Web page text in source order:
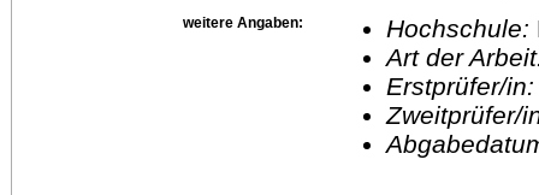
weitere Angaben: Hochschule:
Art der
Erstprüfer/